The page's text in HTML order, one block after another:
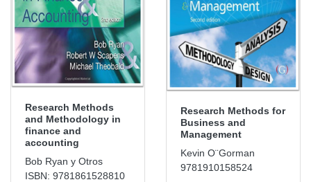
Research Methods
and Methodology in
finance and
accounting
Bob Ryan y Otros
ISBN: 9781861528810
Research Methods for
Business and
Management
Kevin O¨Gorman
9781910158524